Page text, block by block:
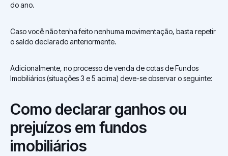
do ano.
Caso você não tenha feito nenhuma movimentação, basta repetir
o saldo declarado anteriormente.
Adicionalmente, no processo de venda de cotas de Fundos
Imobiliários (situações 3 e 5 acima) deve-se observar o seguinte:
Como declarar ganhos ou
prejuízos em fundos
imobiliários